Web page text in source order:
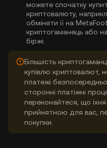
можете спочатку
криптовалюту,
обміняти її на
криптогаманець або
біржі.
Більшість
купівлю криптовалют,
платежі
сторонні платіжні
переконайтеся, що їхня
прийнятною для вас,
покупки.